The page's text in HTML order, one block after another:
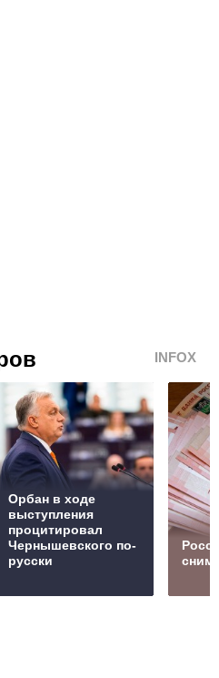
INFOX
Орбан в ходе
выступления
процитировал
Чернышевского по-
русски